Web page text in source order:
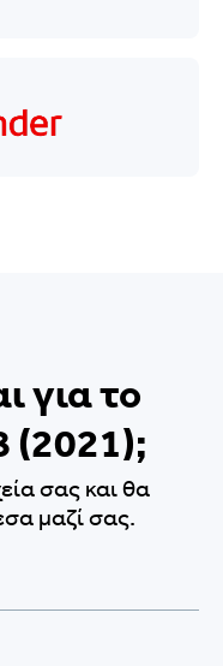
για το
(2021);
σας και θα
μαζί σας.